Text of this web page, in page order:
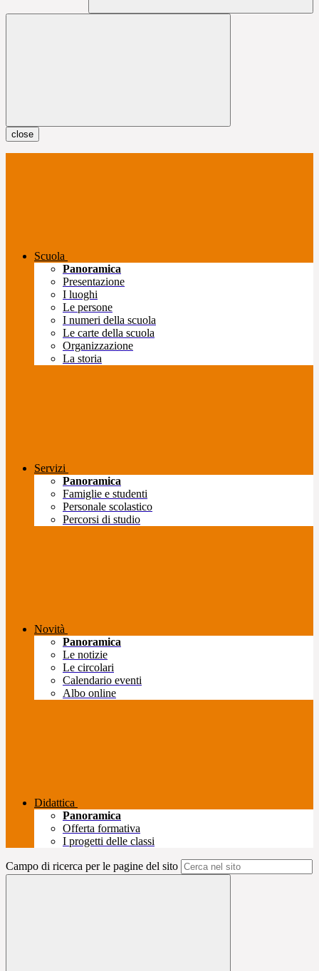
close
Scuola
Panoramica
Presentazione
I luoghi
Le persone
I numeri della scuola
Le carte della scuola
Organizzazione
La storia
Servizi
Panoramica
Famiglie e studenti
Personale scolastico
Percorsi di studio
Novità
Panoramica
Le notizie
Le circolari
Calendario eventi
Albo online
Didattica
Panoramica
Offerta formativa
I progetti delle classi
Campo di ricerca per le pagine del sito